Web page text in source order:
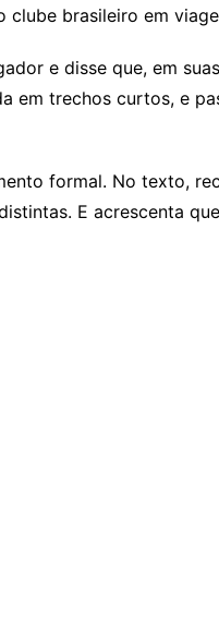
brasileiro em
e disse que, em
em trechos curtos, e
formal. No texto,
E acrescenta